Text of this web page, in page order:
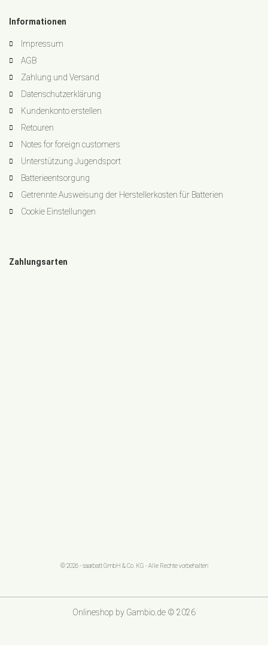
Informationen
Impressum
AGB
Zahlung und Versand
Datenschutzerklärung
Kundenkonto erstellen
Retouren
Notes for foreign customers
Unterstützung Jugendsport
Batterieentsorgung
Getrennte Ausweisung der Herstellerkosten für Batterien
Cookie Einstellungen
Zahlungsarten
© 2026 - saarbatt GmbH & Co. KG - Alle Rechte vorbehalten
Onlineshop by Gambio.de © 2026